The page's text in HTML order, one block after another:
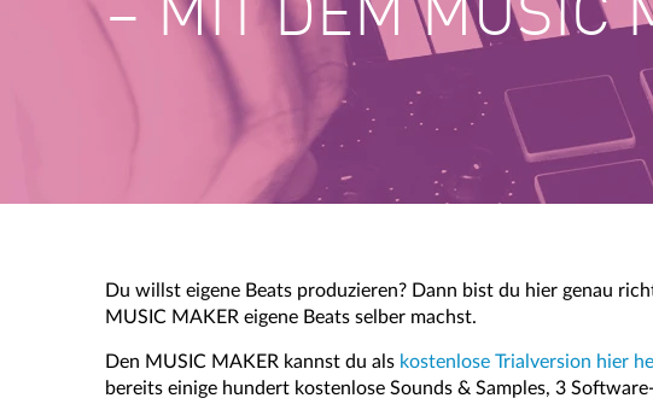
– MIT DEM MUSIC
Du willst eigene Beats produzieren? Dann bist du hier genau
MUSIC MAKER eigene Beats selber machst.
Den MUSIC MAKER kannst du als kostenlose Trialversion hier
bereits einige hundert kostenlose Sounds & Samples, 3